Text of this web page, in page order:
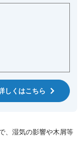
しくはこちら
、湿気の影響や木屑等